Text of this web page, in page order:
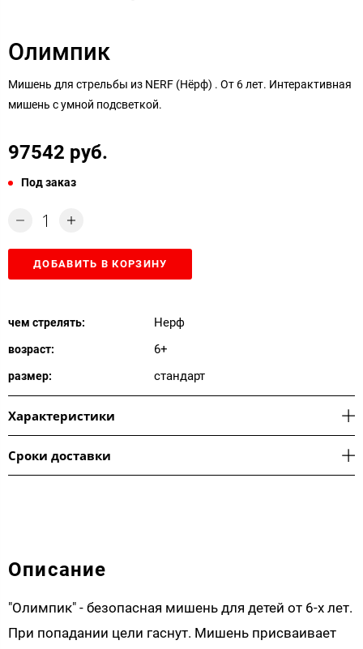
Олимпик
Мишень для стрельбы из NERF (Нёрф) . От 6 лет. Интерактивная
мишень с умной подсветкой.
97542 руб.
Под заказ
ДОБАВИТЬ В КОРЗИНУ
чем стрелять: Нерф
возраст: 6+
размер: стандарт
Характеристики
Сроки доставки
Описание
"Олимпик" - безопасная мишень для детей от 6-х лет.
При попадании цели гаснут. Мишень присваивает